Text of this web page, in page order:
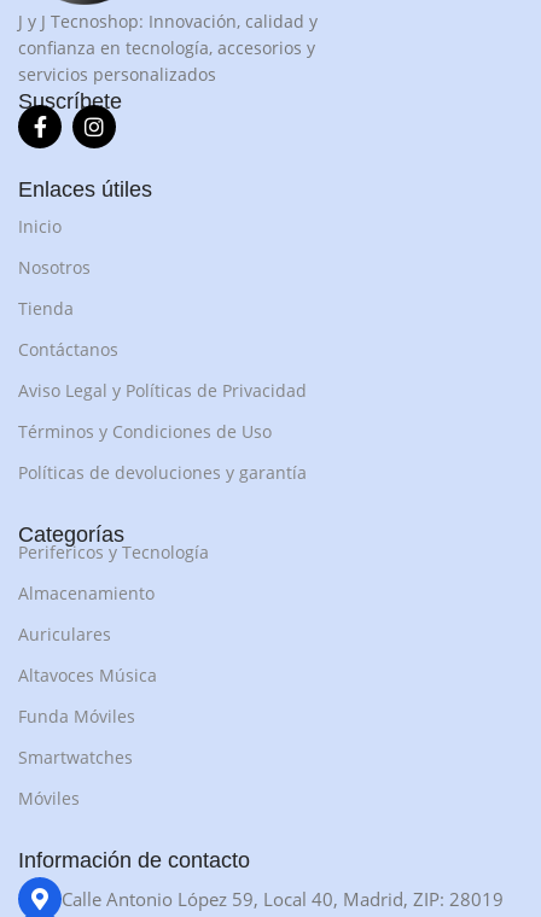
J y J Tecnoshop: Innovación, calidad y
confianza en tecnología, accesorios y
servicios personalizados
Suscríbete
Enlaces útiles
Inicio
Nosotros
Tienda
Contáctanos
Aviso Legal y Políticas de Privacidad
Términos y Condiciones de Uso
Políticas de devoluciones y garantía
Categorías
Perifericos y Tecnología
Almacenamiento
Auriculares
Altavoces Música
Funda Móviles
Smartwatches
Móviles
Información de contacto
Calle Antonio López 59, Local 40, Madrid, ZIP: 28019